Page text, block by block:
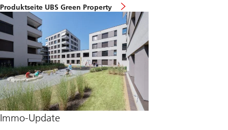
Produktseite UBS Green Property
Immo-Update